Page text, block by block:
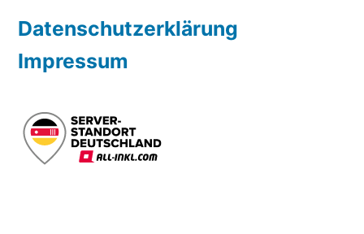
Datenschutzerklärung
Impressum